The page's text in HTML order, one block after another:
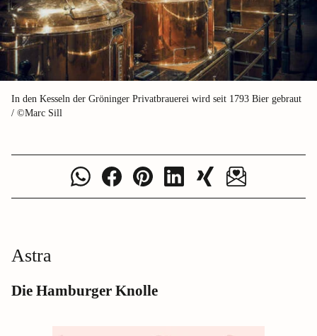
In den Kesseln der Gröninger Privatbrauerei wird seit 1793 Bier gebraut
/ ©Marc Sill
Astra
Die Hamburger Knolle